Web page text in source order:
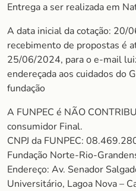
Entrega a ser realizada em
A data inicial da cotação: 20/
recebimento de propostas é
25/06/2024, para o e-mail
endereçada aos cuidados do
fundação
A FUNPEC é NÃO
consumidor Final.
CNPJ da FUNPEC:
Fundação Norte-Rio-
Endereço: Av. Senador
Universitário, Lagoa Nova –